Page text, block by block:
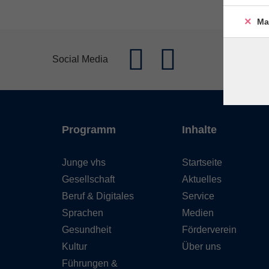
Social Media
Programm
Junge vhs
Gesellschaft
Beruf & Digitales
Sprachen
Gesundheit
Kultur
Führungen &
Inhalte
Startseite
Aktuelles
Service
Medien
Förderverein
Über uns